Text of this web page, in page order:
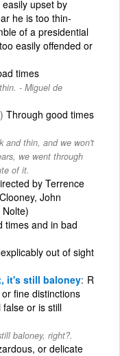
upset by
he is too thin-
of a presidential
easily offended or
times
- Miguel de
Through good times
and thin, and we won't
we went through
of it.
by Terrence
John
times and in bad
out of sight
it's still baloney R
fine distinctions
or is still
baloney, right?.
or delicate